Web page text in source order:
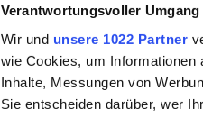
Verantwortungsvoller
Wir und unsere 1022 Partner
wie Cookies, um Informationen
Inhalte, Messungen von
Sie entscheiden darüber, wer